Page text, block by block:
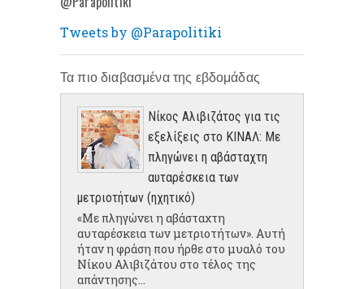
Tweets by @Parapolitiki
Τα πιο διαβασμένα της εβδομάδας
Νίκος Αλιβιζάτος για τις
εξελίξεις στο ΚΙΝΑΛ: Με
πληγώνει η αβάσταχτη
αυταρέσκεια των
μετριοτήτων (ηχητικό)
«Με πληγώνει η αβάσταχτη
αυταρέσκεια των μετριοτήτων». Αυτή
ήταν η φράση που ήρθε στο μυαλό του
Νίκου Αλιβιζάτου στο τέλος της
απάντησης...